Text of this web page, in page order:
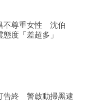
不尊重女性 沈伯
度「差超多」
告終 警啟動掃黑逮